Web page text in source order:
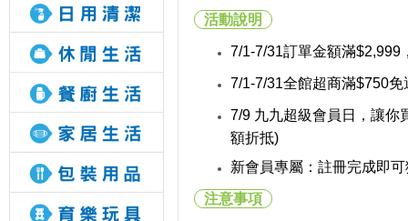
活動說明
7/1-7/31訂單金額滿$2,999
7/1-7/31全館超商滿$750
7/9 九九超級會員日，讓你
額折抵)
新會員專屬：註冊完成即
注意事項